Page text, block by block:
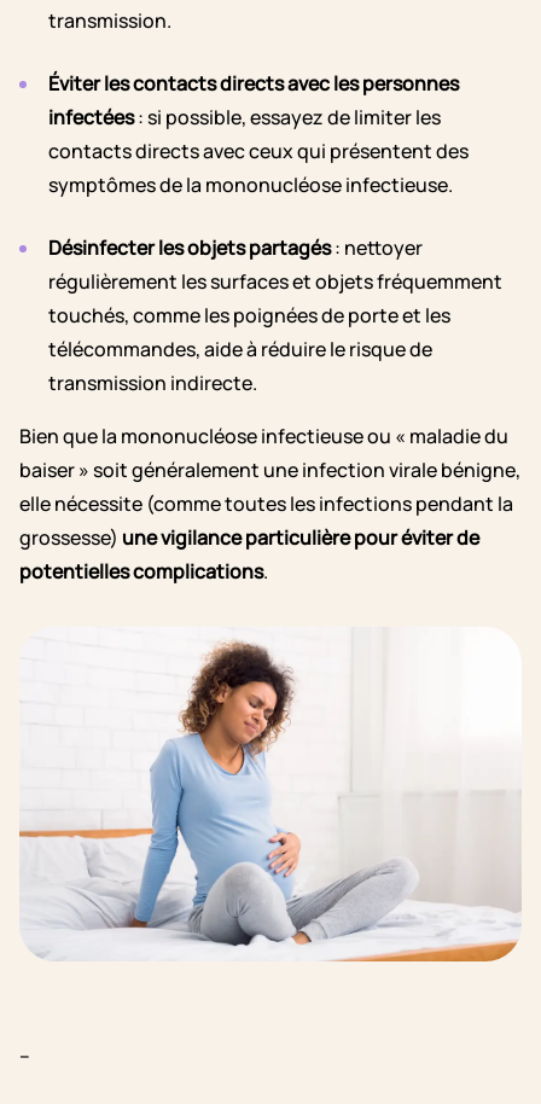
transmission.
Éviter les contacts directs avec les personnes
infectées: si possible, essayez de limiter les
contacts directs avec ceux qui présentent des
symptômes de la mononucléose infectieuse.
Désinfecter les objets partagés: nettoyer
régulièrement les surfaces et objets fréquemment
touchés, comme les poignées de porte et les
télécommandes, aide à réduire le risque de
transmission indirecte.
Bien que la mononucléose infectieuse ou « maladie du
baiser » soit généralement une infection virale bénigne,
elle nécessite (comme toutes les infections pendant la
grossesse) une vigilance particulière pour éviter de
potentielles complications.
–